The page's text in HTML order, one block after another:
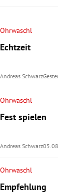
Untermenü
Ohrwaschl
Echtzeit
Andreas Schwarz
Ohrwaschl
Fest spielen
Andreas Schwarz
Ohrwaschl
Empfehlung